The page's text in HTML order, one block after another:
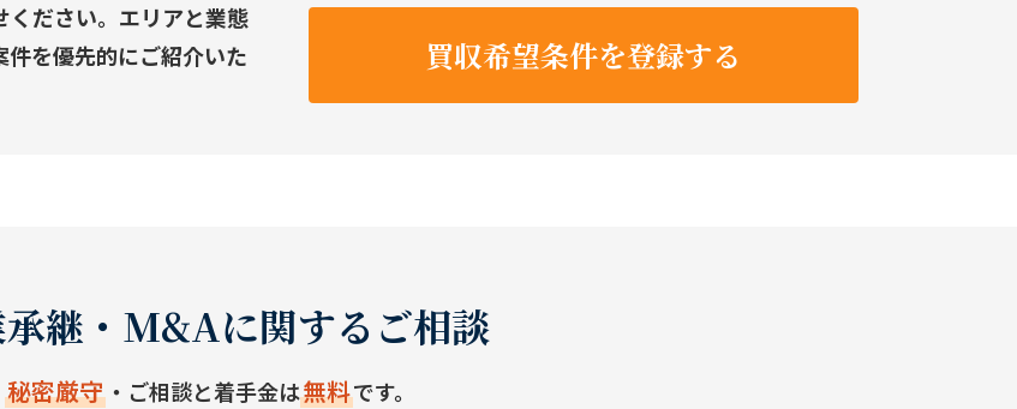
ください。エリアと業態
を優先的にご紹介いた
買収希望条件を登録する
継・M&Aに関するご相談
秘密厳守 ・ご相談と着手金は無料です。